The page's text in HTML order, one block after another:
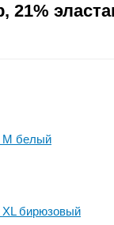
21%
M белый
XL бирюзовый